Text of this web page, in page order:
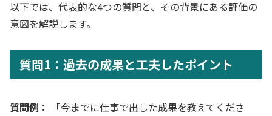
以下では、代表的な4つの質問と、その背景にある評価の
意図を解説します。
質問1：過去の成果と工夫したポイント
質問例：
「今までに仕事で出した成果を教えてくださ